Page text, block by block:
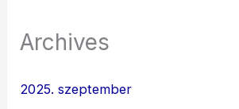
Archives
2025. szeptember